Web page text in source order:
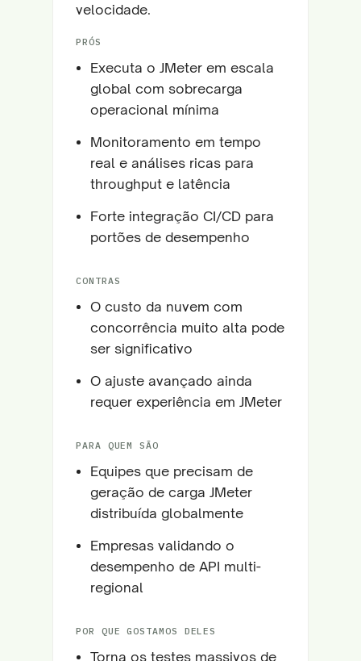
velocidade.
PRÓS
Executa o JMeter em escala
global com sobrecarga
operacional mínima
Monitoramento em tempo
real e análises ricas para
throughput e latência
Forte integração CI/CD para
portões de desempenho
CONTRAS
O custo da nuvem com
concorrência muito alta pode
ser significativo
O ajuste avançado ainda
requer experiência em JMeter
PARA QUEM SÃO
Equipes que precisam de
geração de carga JMeter
distribuída globalmente
Empresas validando o
desempenho de API multi-
regional
POR QUE GOSTAMOS DELES
Torna os testes massivos de